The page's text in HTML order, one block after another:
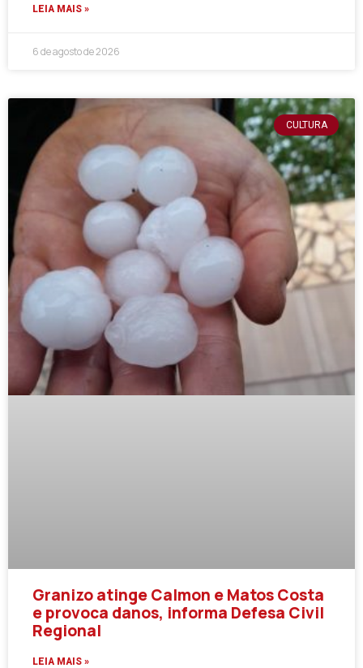
LEIA MAIS »
6 de agosto de 2026
CULTURA
Granizo atinge Calmon e Matos Costa
e provoca danos, informa Defesa Civil
Regional
LEIA MAIS »